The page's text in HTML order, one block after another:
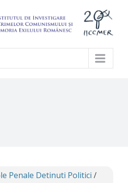
Penale Detinuti Politici /